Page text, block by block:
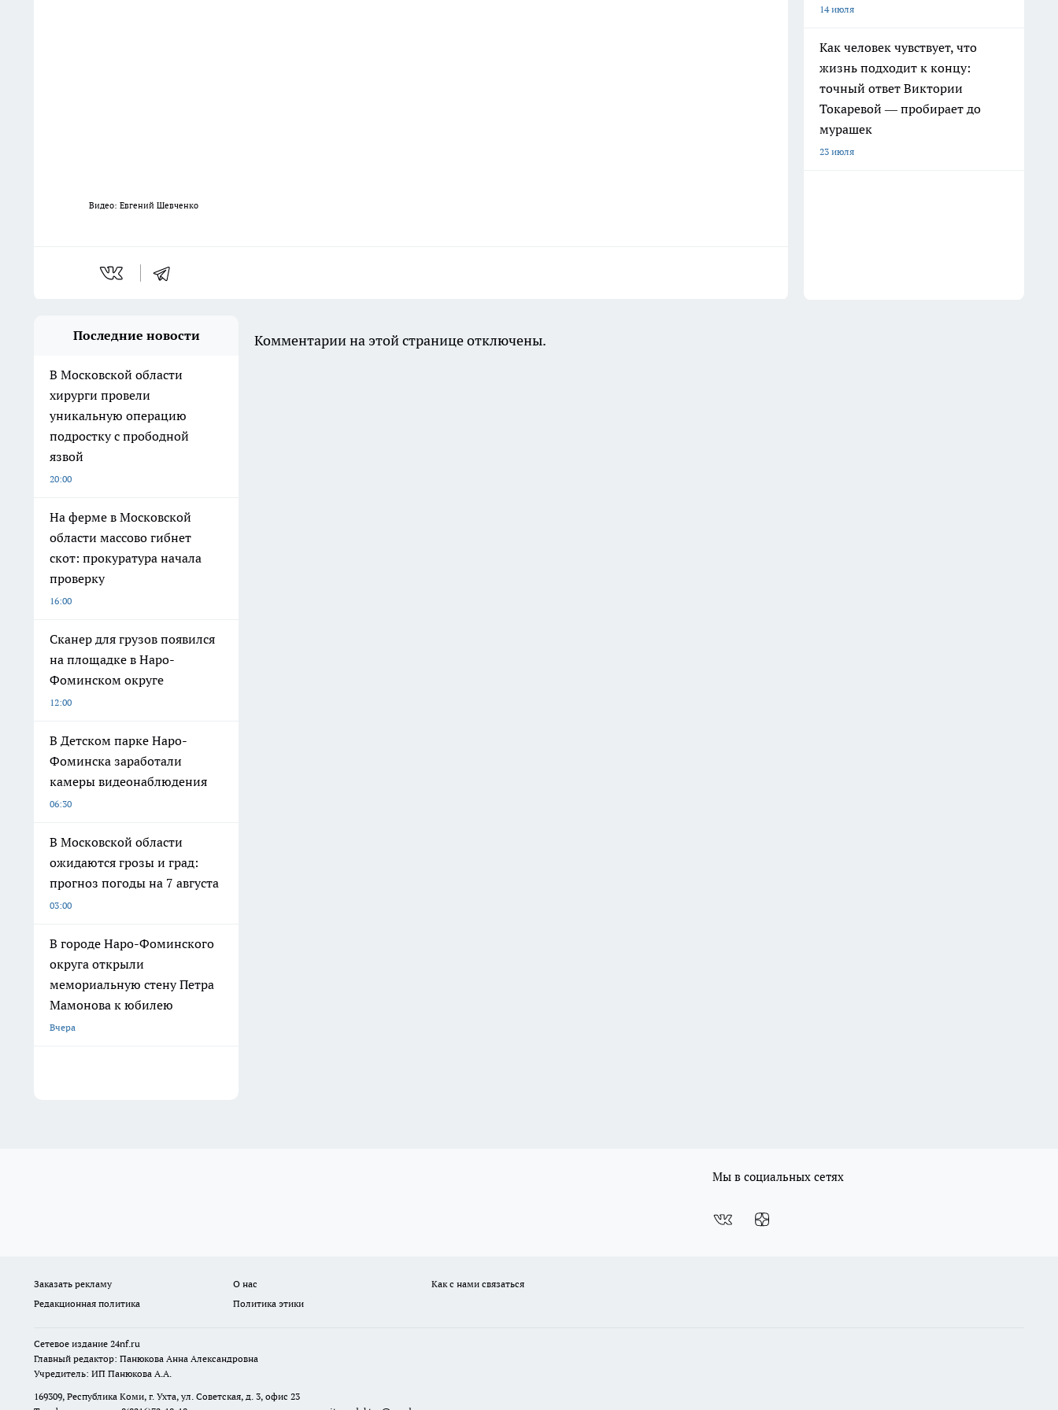
Видео: Евгений Шевченко
14 июля
Как человек чувствует, что
жизнь подходит к концу:
точный ответ Виктории
Токаревой — пробирает до
мурашек
23 июля
Последние новости
В Московской области
хирурги провели
уникальную операцию
подростку с прободной
язвой
20:00
На ферме в Московской
области массово гибнет
скот: прокуратура начала
проверку
16:00
Сканер для грузов появился
на площадке в Наро-
Фоминском округе
12:00
В Детском парке Наро-
Фоминска заработали
камеры видеонаблюдения
06:30
В Московской области
ожидаются грозы и град:
прогноз погоды на 7 августа
03:00
В городе Наро-Фоминского
округа открыли
мемориальную стену Петра
Мамонова к юбилею
Вчера
Комментарии на этой странице отключены.
Мы в социальных сетях
Заказать рекламу О нас
Как с нами связаться
Редакционная политика
Политика этики
Сетевое издание 24nf.ru
Главный редактор: Панюкова Анна Александровна
Учредитель: ИП Панюкова А.А.
169309, Республика Коми, г. Ухта, ул. Советская, д. 3, офис 23